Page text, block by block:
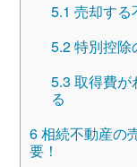
5.1 売却する
5.2特別控除
5.3 取得費が
る
6相続不動産の
要！